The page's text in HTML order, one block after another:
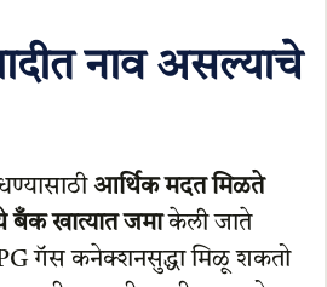
नाव असल्याचे
आर्थिक मदत मिळते
बँक खात्यात जमाकेली जाते
गॅस कनेक्शनसुद्धा मिळू शकतो